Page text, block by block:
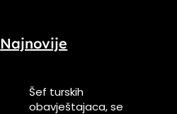
Najnovije
Šef turskih
obavještajaca, se